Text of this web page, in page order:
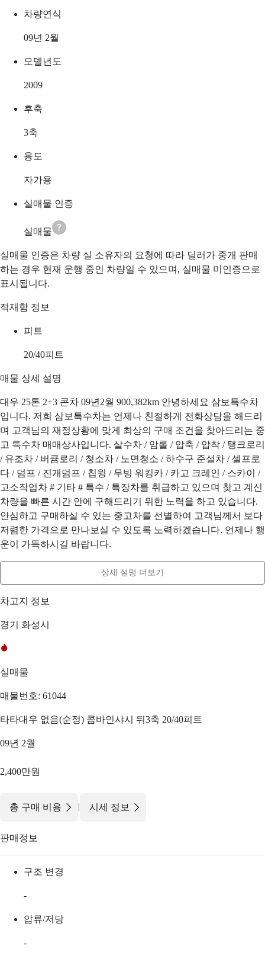
차량연식
09년 2월
모델년도
2009
후축
3축
용도
자가용
실매물 인증
실매물
실매물 인증은 차량 실 소유자의 요청에 따라 딜러가 중개 판매
하는 경우 현재 운행 중인 차량일 수 있으며, 실매물 미인증으로
표시됩니다.
적재함 정보
피트
20/40피트
매물 상세 설명
대우 25톤 2+3 콘차 09년2월 900,382km 안녕하세요 삼보특수차
입니다. 저희 삼보특수차는 언제나 친절하게 전화상담을 해드리
며 고객님의 재정상황에 맞게 최상의 구매 조건을 찾아드리는 중
고 특수차 매매상사입니다. 살수차 / 암롤 / 압축 / 압착 / 탱크로리
/ 유조차 / 버큠로리 / 청소차 / 노면청소 / 하수구 준설차 / 셀프로
다 / 덤프 / 진개덤프 / 칩윙 / 무빙 워킹카 / 카고 크레인 / 스카이 /
고소작업차 # 기타 # 특수 / 특장차를 취급하고 있으며 찾고 계신
차량을 빠른 시간 안에 구해드리기 위한 노력을 하고 있습니다.
안심하고 구매하실 수 있는 중고차를 선별하여 고객님께서 보다
저렴한 가격으로 만나보실 수 있도록 노력하겠습니다. 언제나 행
운이 가득하시길 바랍니다.
상세 설명 더보기
차고지 정보
경기 화성시
실매물
매물번호: 61044
타타대우 없음(순정) 콤바인샤시 뒤3축 20/40피트
09년 2월
2,400만원
총 구매 비용 | 시세 정보
판매정보
구조 변경
-
압류/저당
-